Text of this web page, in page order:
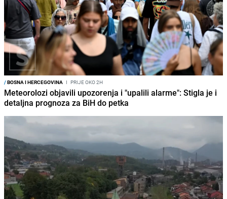
/BOSNA I HERCEGOVINA I PRIJE OKO 2H
Meteorolozi objavili upozorenja i "upalili alarme": Stigla je i
detaljna prognoza za BiH do petka